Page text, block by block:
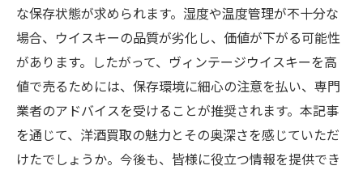
な保存状態が求められます。湿度や温度管理が不十分な
場合、ウイスキーの品質が劣化し、価値が下がる可能性
があります。したがって、ヴィンテージウイスキーを高
値で売るためには、保存環境に細心の注意を払い、専門
業者のアドバイスを受けることが推奨されます。本記事
を通じて、洋酒買取の魅力とその奥深さを感じていただ
けたでしょうか。今後も、皆様に役立つ情報を提供でき